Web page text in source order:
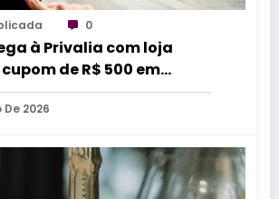
0
à Privalia com loja
de R$ 500 em
Disney
2026